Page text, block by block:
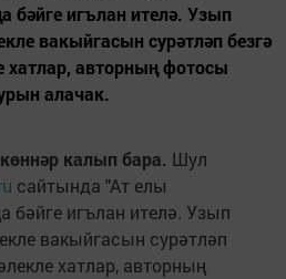
бәйге игълан ителә. Узып
вакыйгасын сурәтләп безгә
хатлар, авторның фотосы
алачак.
калып бара. Шул
сайтында "Ат елы
бәйге игълан ителә. Узып
вакыйгасын сурәтләп
хатлар, авторның